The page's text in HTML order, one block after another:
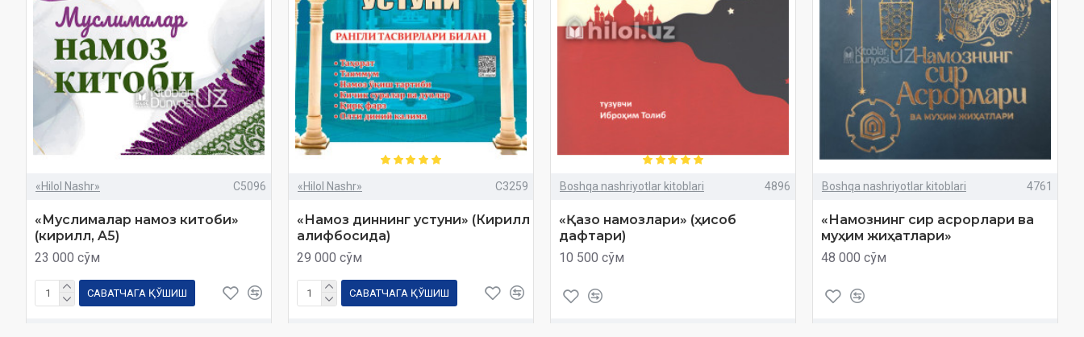
«Hilol Nashr» C5096
«Муслималар намоз китоби»
(кирилл, A5)
23 000 сўм
САВАТЧАГА ҚЎШИШ
«Hilol Nashr» C3259
«Намоз диннинг устуни» (Кирилл
алифбосида)
29 000 сўм
САВАТЧАГА ҚЎШИШ
Boshqa nashriyotlar kitoblari 4896
«Қазо намозлари» (ҳисоб
дафтари)
10 500 сўм
Boshqa nashriyotlar kitoblari 4761
«Намознинг сир асрорлари ва
муҳим жиҳатлари»
48 000 сўм